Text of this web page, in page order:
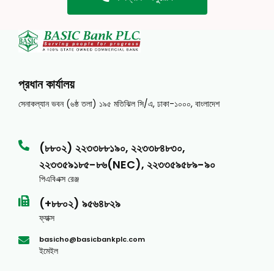
প্রধান কার্যালয়
সেনাকল্যান ভবন (৬ষ্ঠ তলা) ১৯৫ মতিঝিল সি/এ, ঢাকা-১০০০, বাংলাদেশ
(৮৮০২) ২২৩৩৮৮১৯০, ২২৩৩৮৪৮৩০,
২২৩৩৫৯১৮৫-৮৬(NEC), ২২৩৩৫৯৫৮৯-৯০
পিএবিএক্স রেঞ্জ
(+৮৮০২) ৯৫৬৪৮২৯
ফ্যাক্স
basicho@basicbankplc.com
ইমেইল